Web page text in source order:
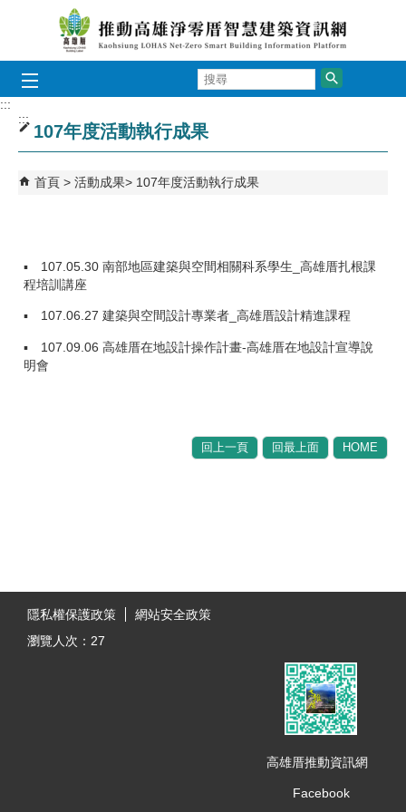
跳到主要內容區塊
尋
:::
:::
107年度活動執行成果
首頁 活動成果 107年度活動執行成果
▪ 107.05.30 南部地區建築與空間相關科系學生_高雄厝扎根課
程培訓講座
▪ 107.06.27 建築與空間設計專業者_高雄厝設計精進課程
▪ 107.09.06 高雄厝在地設計操作計畫-高雄厝在地設計宣導說
明會
回上一頁 回最上面 HOME
隱私權保護政策
網站安全政策
瀏覽人次： 27
高雄厝推動資訊網
Facebook